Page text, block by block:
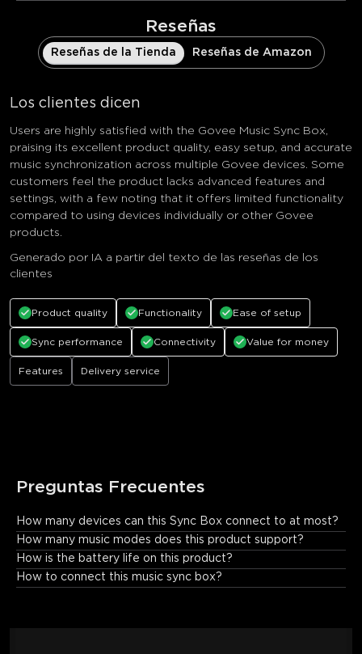
Reseñas
Reseñas de la Tienda Reseñas de Amazon
Los clientes dicen
Users are highly satisfied with the Govee Music Sync Box,
praising its excellent product quality, easy setup, and accurate
music synchronization across multiple Govee devices. Some
customers feel the product lacks advanced features and
settings, with a few noting that it offers limited functionality
compared to using devices individually or other Govee
products.
Generado por IA a partir del texto de las reseñas de los
clientes
Product quality Functionality Ease of setup
Sync performance Connectivity Value for money
Features Delivery service
Preguntas Frecuentes
How many devices can this Sync Box connect to at most?
Up to 7 Govee products.
How many music modes does this product support?
How is the battery life on this product?
How to connect this music sync box?